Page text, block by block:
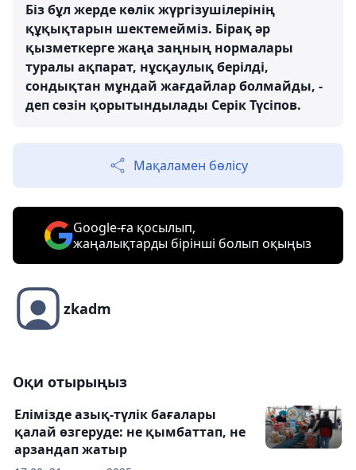
Біз бұл жерде көлік жүргізушілерінің
құқықтарын шектемейміз. Бірақ әр
қызметкерге жаңа заңның нормалары
туралы ақпарат, нұсқаулық берілді,
сондықтан мұндай жағдайлар болмайды, -
деп сөзін қорытындылады Серік Түсіпов.
Мақаламен бөлісу
Google-ға қосылып,
жаңалықтарды бірінші болып оқыңыз
zkadm
Оқи отырыңыз
Елімізде азық-түлік бағалары
қалай өзгеруде: не қымбаттап, не
арзандап жатыр